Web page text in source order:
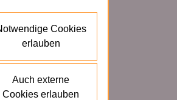
Cookies
erlauben
Auch externe
Cookies erlauben